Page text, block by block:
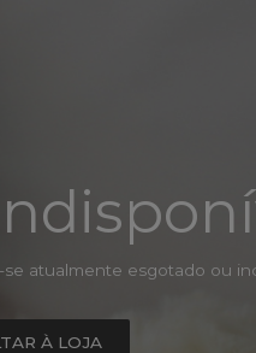
atualmente esgotado ou
À LOJA